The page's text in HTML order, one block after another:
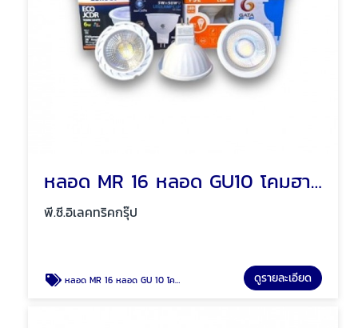
หลอด MR 16 หลอด GU10 โคมฮาโลเจน พัทยา ชลบุรี
พี.ซี.อิเลคทริคกรุ๊ป
หลอด MR 16 หลอด GU 10 โคมฮาโลเจน พัทยา ชลบุรี ดูรายละเอียด